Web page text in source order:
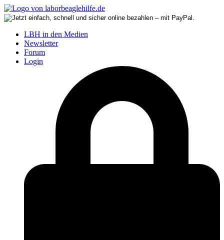
LBH in den Medien
Newsletter
Forum
Login